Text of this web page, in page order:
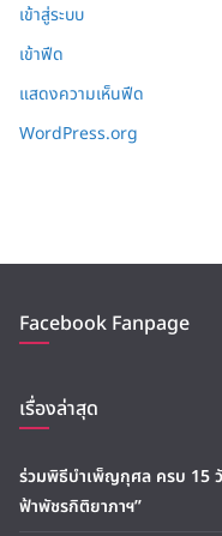
เข้าสู่ระบบ
เข้าฟีด
แสดงความเห็นฟีด
WordPress.org
Facebook Fanpage
เรื่องล่าสุด
ร่วมพิธีบำเพ็ญกุศล ครบ 15
ฟ้าพัชรกิติยาภาฯ”